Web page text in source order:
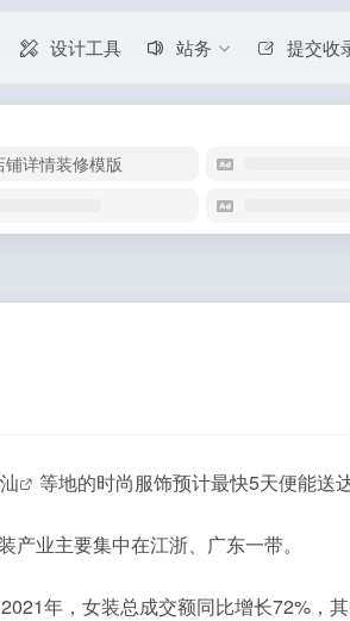
设计工具 站务 提交收
铺详情装修模版
等地的时尚服饰预计最快5天便能送
业主要集中在江浙、广东一带。
年，女装总成交额同比增长72%，